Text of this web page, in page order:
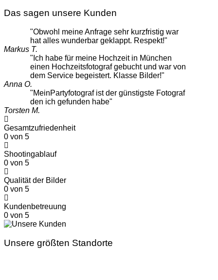
Das sagen unsere Kunden
"Obwohl meine Anfrage sehr kurzfristig war
hat alles wunderbar geklappt. Respekt!"
Markus T.
"Ich habe für meine Hochzeit in München
einen Hochzeitsfotograf gebucht und war von
dem Service begeistert. Klasse Bilder!"
Anna O.
"MeinPartyfotograf ist der günstigste Fotograf
den ich gefunden habe"
Torsten M.
Gesamtzufriedenheit
0 von 5
Shootingablauf
0 von 5
Qualität der Bilder
0 von 5
Kundenbetreuung
0 von 5
Unsere größten Standorte